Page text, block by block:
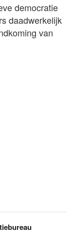
democratie
daadwerkelijk
van